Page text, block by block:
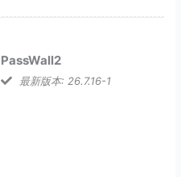
PassWall2
最新版本: 26.7.16-1